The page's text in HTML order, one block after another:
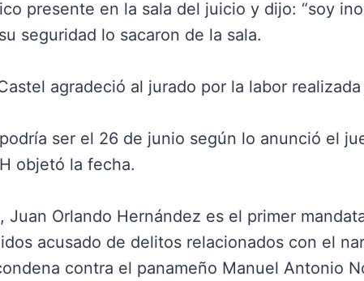
presente en la sala del juicio y dijo: “soy
seguridad lo sacaron de la sala.
agradeció al jurado por la labor
ser el 26 de junio según lo anunció el
objetó la fecha.
Juan Orlando Hernández es el primer
acusado de delitos relacionados con el
contra el panameño Manuel Antonio